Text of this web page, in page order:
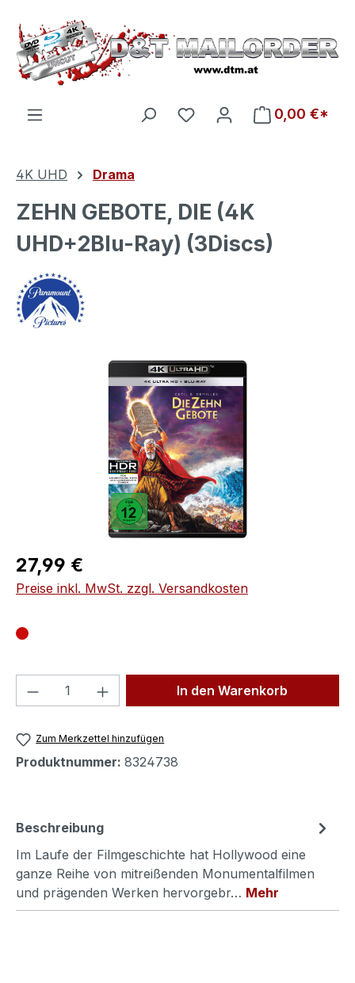
Zum Hauptinhalt springen
Du hast 0 Produkte auf
0,00 €*
4K UHD Drama
ZEHN GEBOTE, DIE (4K
UHD+2Blu-Ray) (3Discs)
Bildergalerie überspringen
Regulärer Preis:
27,99 €
Preise inkl. MwSt. zzgl. Versandkosten
Produkt Anzahl: Gib denIn den Warenkorb
Zum Merkzettel hinzufügen
Produktnummer: 8324738
Beschreibung
Im Laufe der Filmgeschichte hat Hollywood eine
ganze Reihe von mitreißenden Monumentalfilmen
und prägenden Werken hervorgebr… Mehr